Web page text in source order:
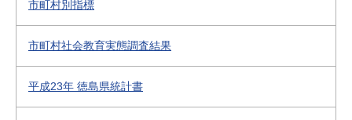
市町村別指標
市町村社会教育実態調査結果
平成23年 徳島県統計書